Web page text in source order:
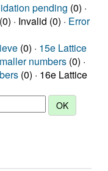
pending (0) ·
(0) · Invalid (0) · Error
(0) · 15e Lattice
numbers (0) ·
(0) · 16e Lattice